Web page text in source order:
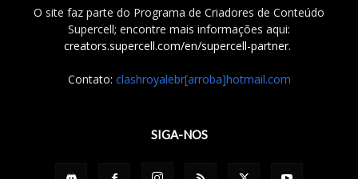
O site faz parte do Programa de Criadores de Conteúdo
Supercell; encontre mais informações aqui:
creators.supercell.com/en/supercell-partner.
Contato: clashroyalebr[arroba]hotmail.com
SIGA-NOS